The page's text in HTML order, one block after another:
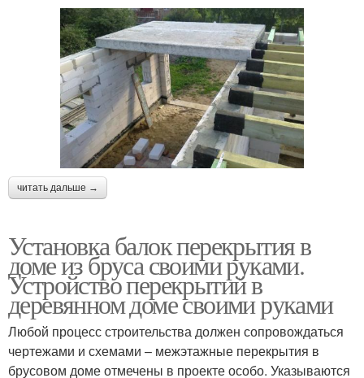
читать дальше →
Установка балок перекрытия в
доме из бруса своими руками.
Устройство перекрытий в
деревянном доме своими руками
Любой процесс строительства должен сопровождаться
чертежами и схемами – межэтажные перекрытия в
брусовом доме отмечены в проекте особо. Указываются